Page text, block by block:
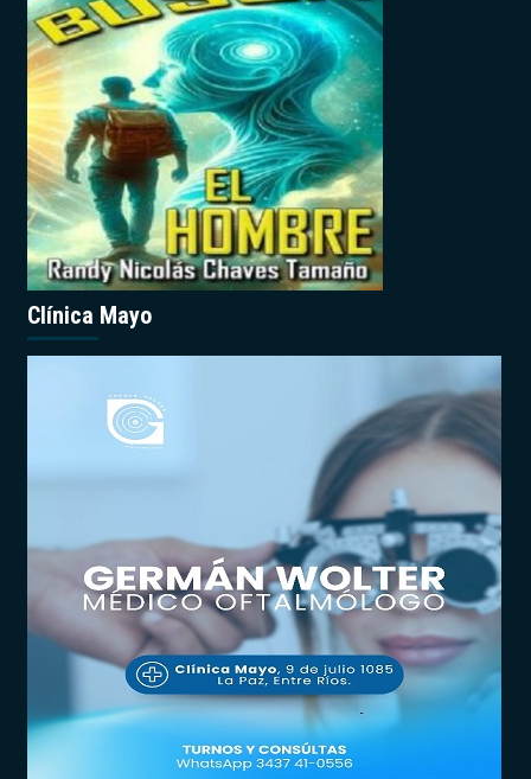
Clínica Mayo